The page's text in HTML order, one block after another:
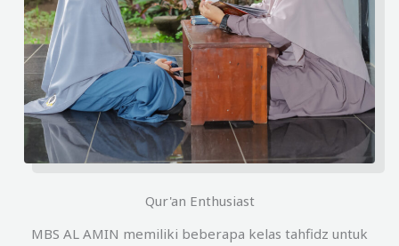
Qur'an Enthusiast
MBS AL AMIN memiliki beberapa kelas tahfidz untuk